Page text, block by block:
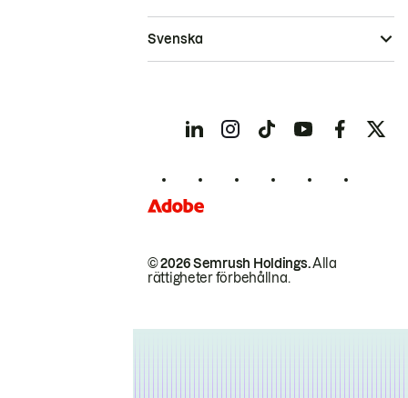
© 2026 Semrush Holdings.Alla
rättigheter förbehållna.
Svenska